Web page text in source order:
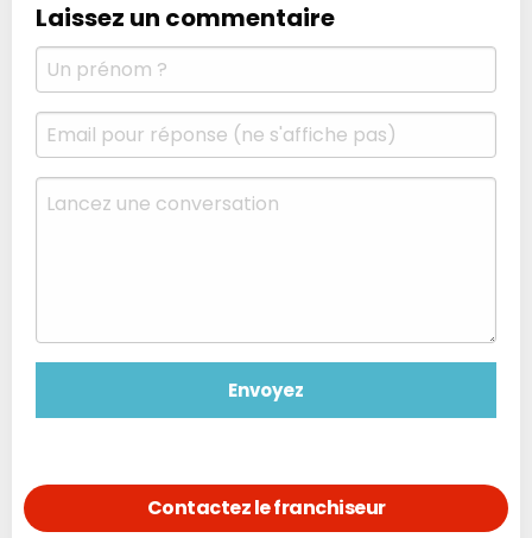
Laissez un commentaire
Contactez le franchiseur